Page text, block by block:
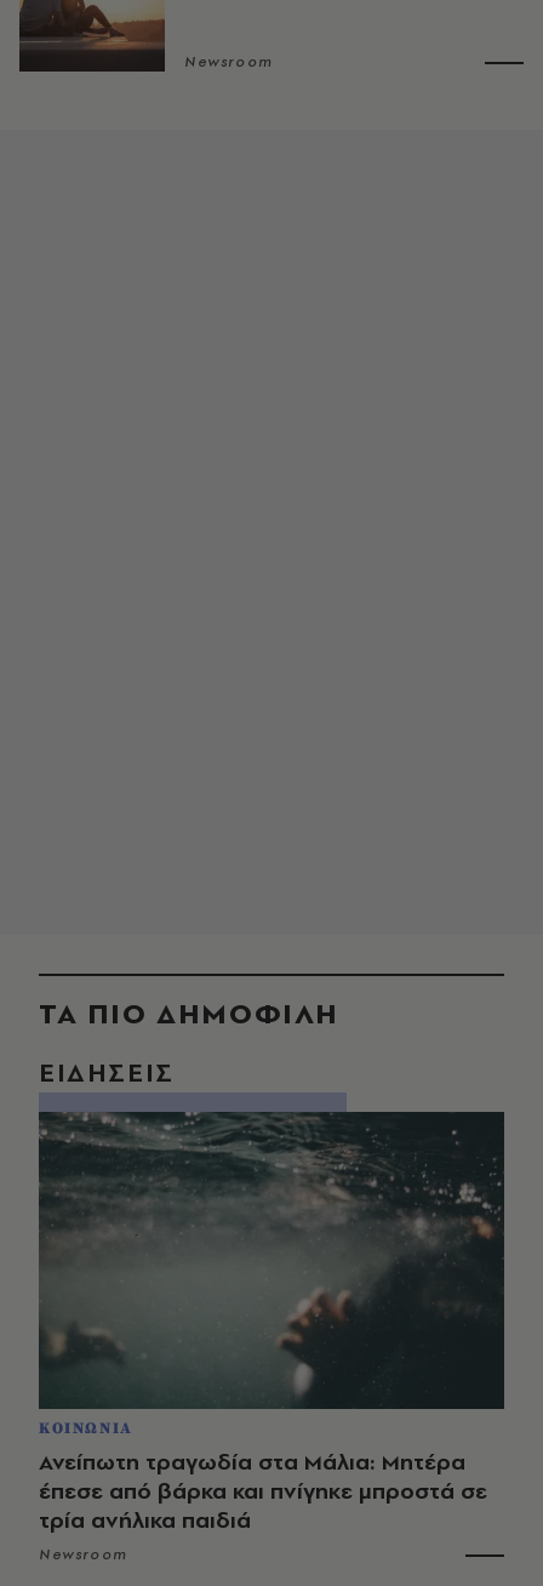
Newsroom
ΤΑ ΠΙΟ ΔΗΜΟΦΙΛΗ
ΕΙΔΗΣΕΙΣ
ΚΟΙΝΩΝΙΑ
Ανείπωτη τραγωδία στα Μάλια: Μητέρα
έπεσε από βάρκα και πνίγηκε μπροστά σε
τρία ανήλικα παιδιά
Newsroom